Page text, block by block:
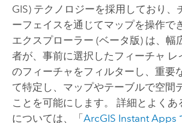
GIS) テクノロジーを採用しており、
ーフェイスを通じてマップを操作で
エクスプローラー (ベータ版) は、幅
者が、事前に選択したフィーチャ レ
のフィーチャをフィルターし、重要
て特定し、マップやテーブルで空間
ことを可能にします。 詳細とよくあ
については、「ArcGIS Instant Apps